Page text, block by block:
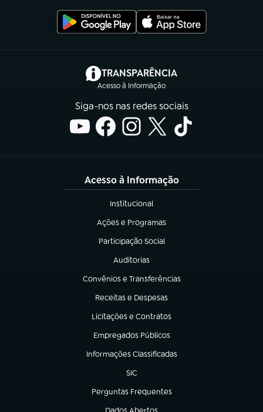
TRANSPARÊNCIA
Acesso à Informação
(abre em nova aba)
Siga-nos nas redes sociais
Acesso à Informação
Institucional
(abre em nova aba)
Ações e Programas
(abre em nova aba)
Participação Social
(abre em nova aba)
Auditorias
(abre em nova aba)
Convênios e Transferências
(abre em nova aba)
Receitas e Despesas
(abre em nova aba)
Licitações e Contratos
(abre em nova aba)
Empregados Públicos
(abre em nova aba)
Informações Classificadas
(abre em nova aba)
SIC
(abre em nova aba)
Perguntas Frequentes
(abre em nova aba)